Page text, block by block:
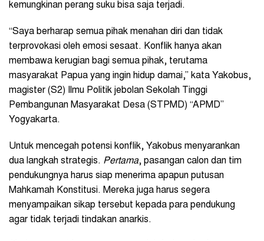
kemungkinan perang suku bisa saja terjadi.
“Saya berharap semua pihak menahan diri dan tidak
terprovokasi oleh emosi sesaat. Konflik hanya akan
membawa kerugian bagi semua pihak, terutama
masyarakat Papua yang ingin hidup damai,” kata Yakobus,
magister (S2) Ilmu Politik jebolan Sekolah Tinggi
Pembangunan Masyarakat Desa (STPMD) “APMD”
Yogyakarta.
Untuk mencegah potensi konflik, Yakobus menyarankan
dua langkah strategis. Pertama, pasangan calon dan tim
pendukungnya harus siap menerima apapun putusan
Mahkamah Konstitusi. Mereka juga harus segera
menyampaikan sikap tersebut kepada para pendukung
agar tidak terjadi tindakan anarkis.